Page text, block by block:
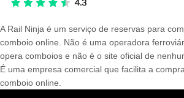
A Rail Ninja é um serviço de reservas para
comboio online. Não é uma operadora
opera comboios e não é o site oficial de
É uma empresa comercial que facilita a
comboio online.